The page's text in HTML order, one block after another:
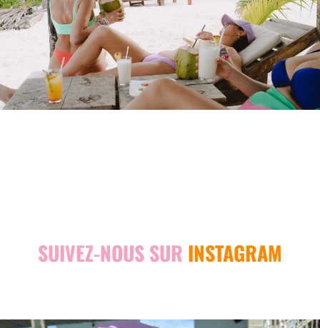
et comfy sans prise de tête.
Onze modèles de bikinis et trois une-pièce sont proposés
dans des tissus inattendus aux couleurs addictives!! Pour
toutes les femmes selon les âges et les morphologies. Pour
toutes les envies, des maillots de bain fun et sexy ou plutôt
chic et sobres : à vous de choisir !
SUIVEZ-NOUS SUR INSTAGRAM